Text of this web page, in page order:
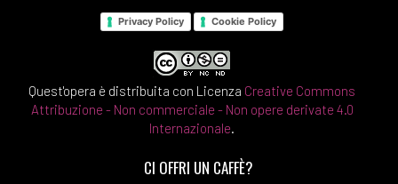
Privacy Policy Cookie Policy
Quest'opera è distribuita con Licenza Creative Commons
Attribuzione - Non commerciale - Non opere derivate 4.0
Internazionale.
CI OFFRI UN CAFFÈ?